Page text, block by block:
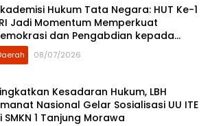
Hukum Tata Negara: HUT Ke-1
Jadi Momentum Memperkuat
dan Pengabdian kepada
08/07/2026
Kesadaran Hukum, LBH
Nasional Gelar Sosialisasi UU ITE
SMKN 1 Tanjung Morawa